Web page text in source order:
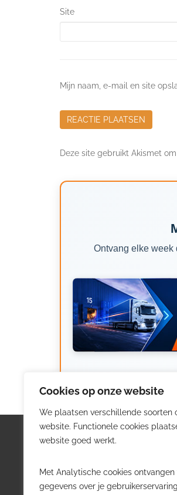
Cookies op onze website
We plaatsen verschillende soorten
website. Functionele cookies
website goed werkt.
Met Analytische cookies
gegevens over je
Site
Mijn naam, e-mail en site
Deze site gebruikt Akismet
Ontvang elke week
Logistiek.be
Logistiek.be brengt dagelijks
trends en praktijkverhalen